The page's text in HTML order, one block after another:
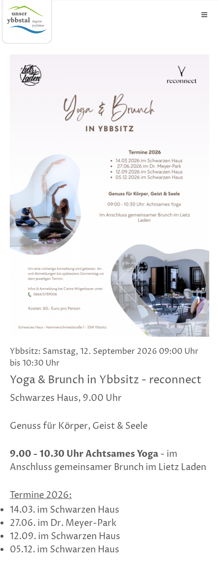
Ybbsitz: Samstag, 12. September 2026 09:00 Uhr
bis 10:30 Uhr
Yoga & Brunch in Ybbsitz - reconnect
Schwarzes Haus, 9.00 Uhr
Genuss für Körper, Geist & Seele
9.00 - 10.30 Uhr Achtsames Yoga - im
Anschluss gemeinsamer Brunch im Lietz Laden
Termine 2026:
14.03. im Schwarzen Haus
27.06. im Dr. Meyer-Park
12.09. im Schwarzen Haus
05.12. im Schwarzen Haus